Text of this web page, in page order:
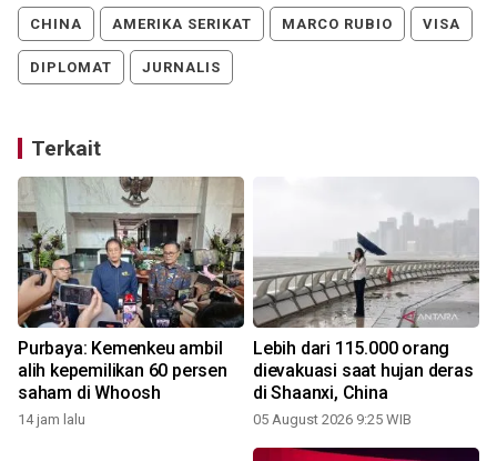
CHINA AMERIKA SERIKAT MARCO RUBIO VISA
DIPLOMAT JURNALIS
Terkait
Purbaya: Kemenkeu ambil
alih kepemilikan 60 persen
saham di Whoosh
14 jam lalu
Lebih dari 115.000 orang
dievakuasi saat hujan deras
di Shaanxi, China
05 August 2026 9:25 WIB